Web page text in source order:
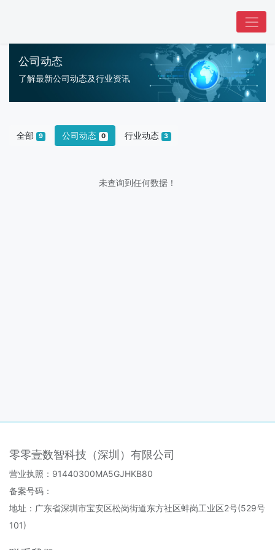
公司动态
了解最新公司动态及行业资讯
全部 9 公司动态 0 行业动态 3
未查询到任何数据！
零零壹数智科技（深圳）有限公司
营业执照：91440300MA5GJHKB80
备案号码：
地址：广东省深圳市宝安区松岗街道东方社区蚌岗工业区2号(529号
101)